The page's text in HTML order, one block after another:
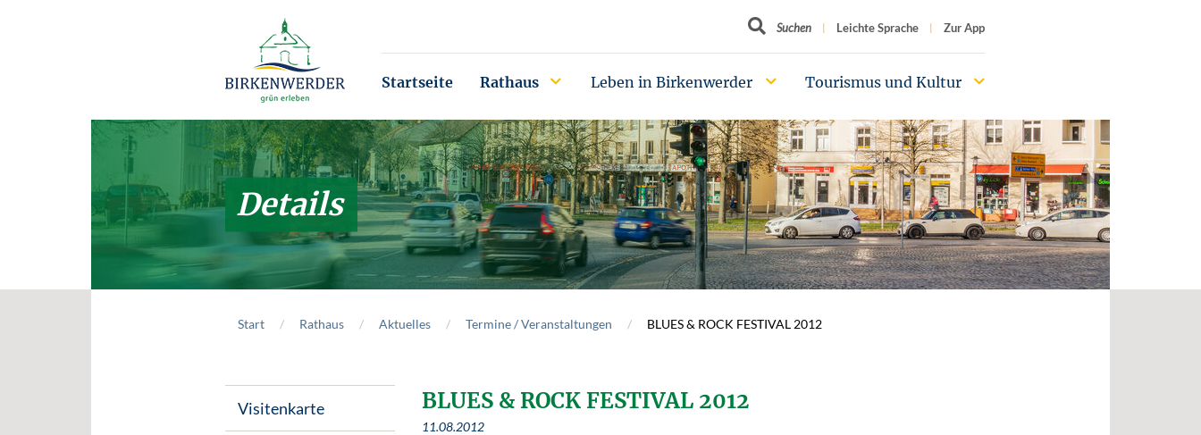
Suchbegriff
Suchen Leichte Sprache Zur App
Startseite Rathaus Leben in Birkenwerder Tourismus und Kultur
Details
Start Rathaus Aktuelles Termine / Veranstaltungen BLUES & ROCK FESTIVAL 2012
Visitenkarte BLUES & ROCK FESTIVAL 2012
11.08.2012